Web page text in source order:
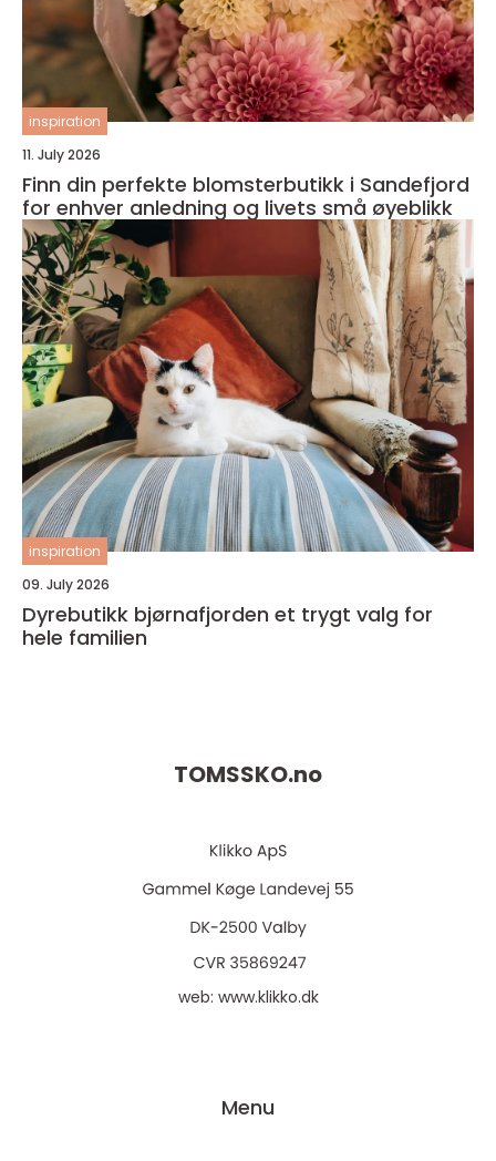
inspiration
11. July 2026
Finn din perfekte blomsterbutikk i Sandefjord
for enhver anledning og livets små øyeblikk
inspiration
09. July 2026
Dyrebutikk bjørnafjorden et trygt valg for
hele familien
TOMSSKO.no
web: www.klikko.dk
Menu